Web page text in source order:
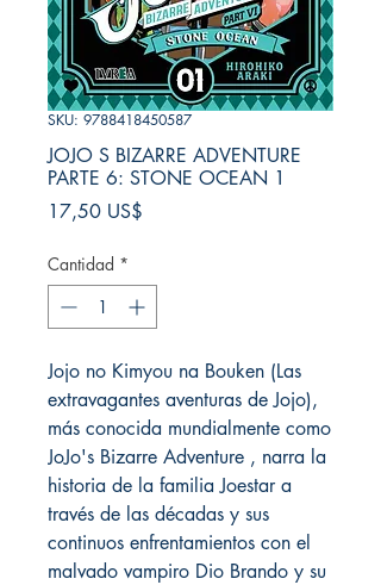
SKU: 9788418450587
JOJO S BIZARRE ADVENTURE
PARTE 6: STONE OCEAN 1
17,50 US$
Cantidad *
Jojo no Kimyou na Bouken (Las
extravagantes aventuras de Jojo),
más conocida mundialmente como
JoJo's Bizarre Adventure , narra la
historia de la familia Joestar a
través de las décadas y sus
continuos enfrentamientos con el
malvado vampiro Dio Brando y su